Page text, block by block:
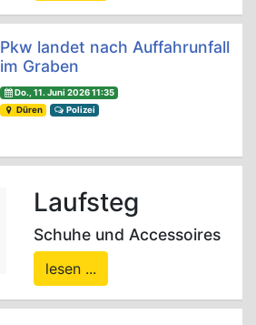
Pkw landet nach Auffahrunfall
im Graben
Do., 11. Juni 2026 11:35
Düren
Polizei
Laufsteg
Schuhe und Accessoires
lesen ...